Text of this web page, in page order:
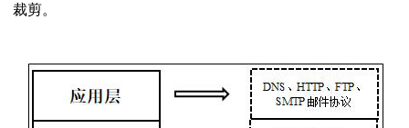
裁剪。